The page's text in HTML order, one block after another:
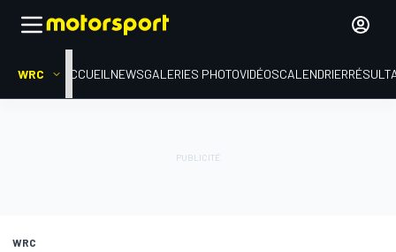
WRC ACCUEIL NEWSGALERIES PHOTOVIDÉOSCALENDRIER
WRC